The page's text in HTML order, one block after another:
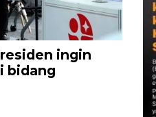
ingin
bidang